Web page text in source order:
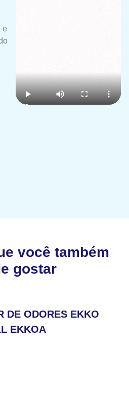
e
você também
gostar
DE ODORES EKKO
EKKOA